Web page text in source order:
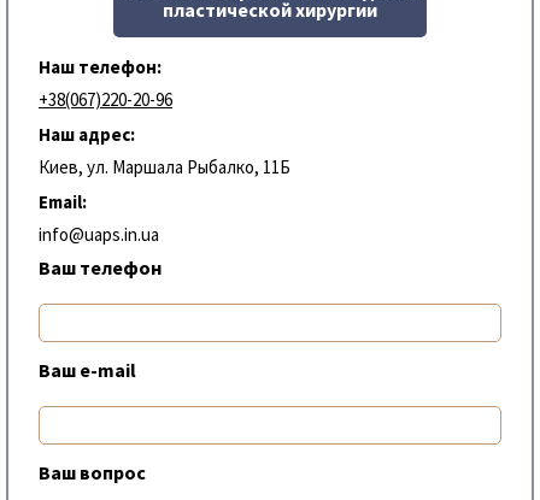
пластической хирургии
Наш телефон:
+38(067)220-20-96
Наш адрес:
Киев, ул. Маршала Рыбалко, 11Б
Email:
info@uaps.in.ua
Ваш телефон
Ваш e-mail
Ваш вопрос